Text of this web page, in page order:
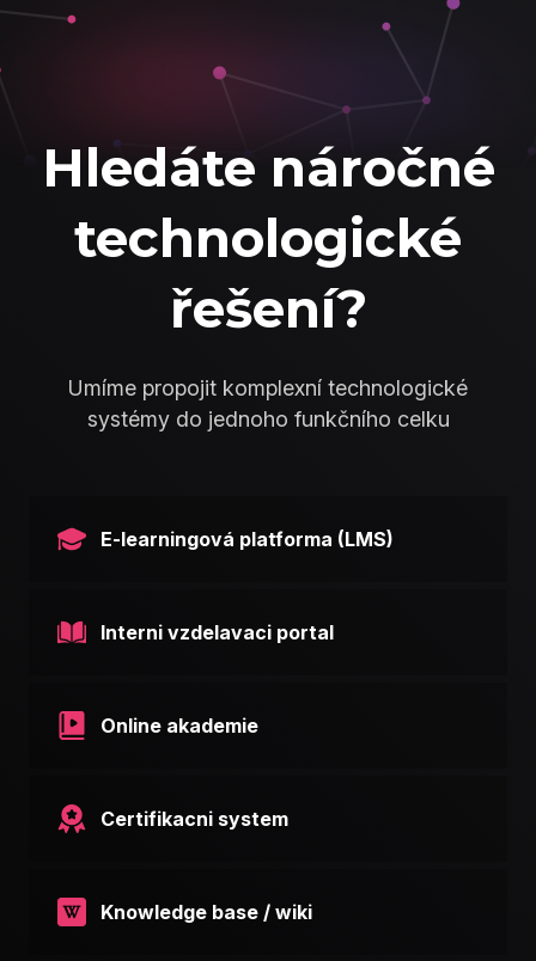
Hledáte náročné
technologické
řešení?
Umíme propojit komplexní technologické
systémy do jednoho funkčního celku
E-learningová platforma (LMS)
Interni vzdelavaci portal
Online akademie
Certifikacni system
Knowledge base / wiki